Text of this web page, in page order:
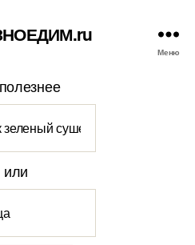
Меню
или